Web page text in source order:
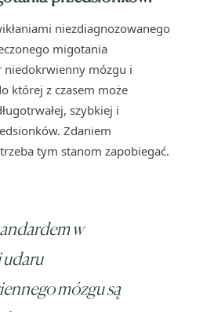
niezdiagnozowanego
migotania
niedokrwienny mózgu i
której z czasem może
szybkiej i
Zdaniem
tym stanom zapobiegać.
w
udaru
mózgu są